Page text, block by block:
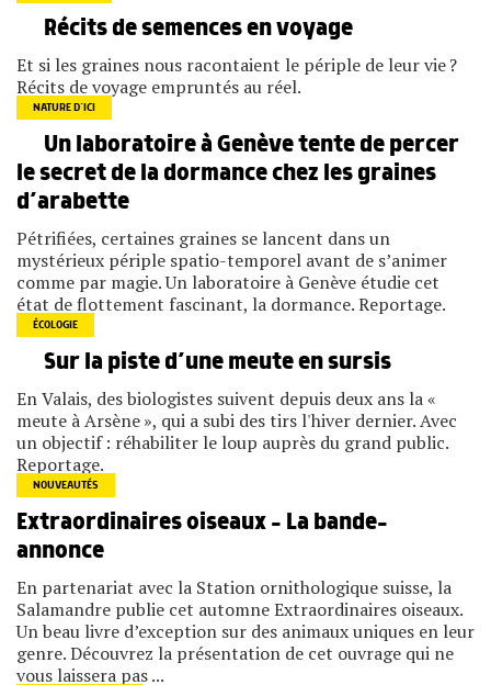
Récits de semences en voyage
Et si les graines nous racontaient le périple de leur vie ?
Récits de voyage empruntés au réel.
NATURE D’ICI
Un laboratoire à Genève tente de percer
le secret de la dormance chez les graines
d’arabette
Pétrifiées, certaines graines se lancent dans un
mystérieux périple spatio-temporel avant de s’animer
comme par magie. Un laboratoire à Genève étudie cet
état de flottement fascinant, la dormance. Reportage.
ÉCOLOGIE
Sur la piste d’une meute en sursis
En Valais, des biologistes suivent depuis deux ans la «
meute à Arsène », qui a subi des tirs l'hiver dernier. Avec
un objectif : réhabiliter le loup auprès du grand public.
Reportage.
NOUVEAUTÉS
Extraordinaires oiseaux – La bande-
annonce
En partenariat avec la Station ornithologique suisse, la
Salamandre publie cet automne Extraordinaires oiseaux.
Un beau livre d’exception sur des animaux uniques en leur
genre. Découvrez la présentation de cet ouvrage qui ne
vous laissera pas ...